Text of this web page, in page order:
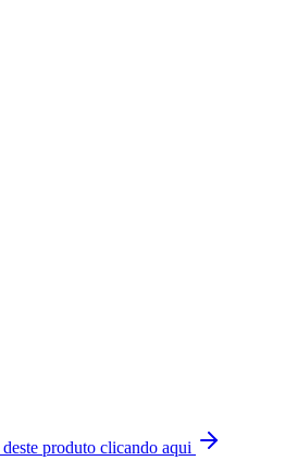
produto clicando aqui